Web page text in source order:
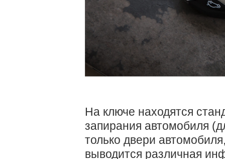
На ключе находятся
запирания автомобиля
только двери
выводится различная